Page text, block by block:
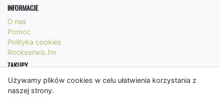
Używamy plików cookies w celu ułatwienia korzystania z
naszej strony.
INFORMACJE
O nas
Pomoc
Polityka cookies
Rockserwis.fm
ZAKUPY
Formy płatności
Koszty wysyłki